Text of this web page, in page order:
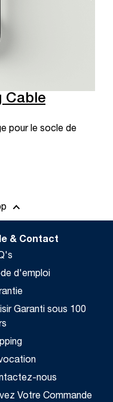
Cable
pour le socle de
& Contact
d'emploi
Garanti sous 100
nous
Votre Commande